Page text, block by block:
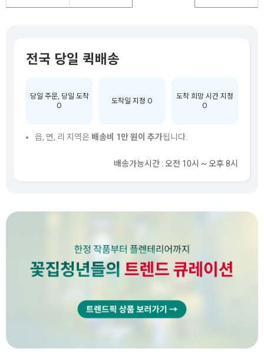
전국 당일 퀵배송
당일 주문, 당일 도착
O
도착일 지정 O
도착 희망 시간 지정
O
읍, 면, 리 지역은 배송비 1만 원이 추가됩니다.
배송가능시간 : 오전 10시 ~ 오후 8시